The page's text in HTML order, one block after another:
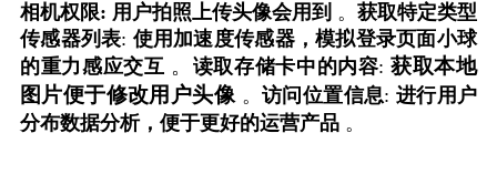
相机权限: 用户拍照上传头像会用到 。 获取特定类型
传感器列表: 使用加速度传感器，模拟登录页面小球
的重力感应交互 。 读取存储卡中的内容:获取本地
图片便于修改用户头像 。 访问位置信息: 进行用户
分布数据分析，便于更好的运营产品 。